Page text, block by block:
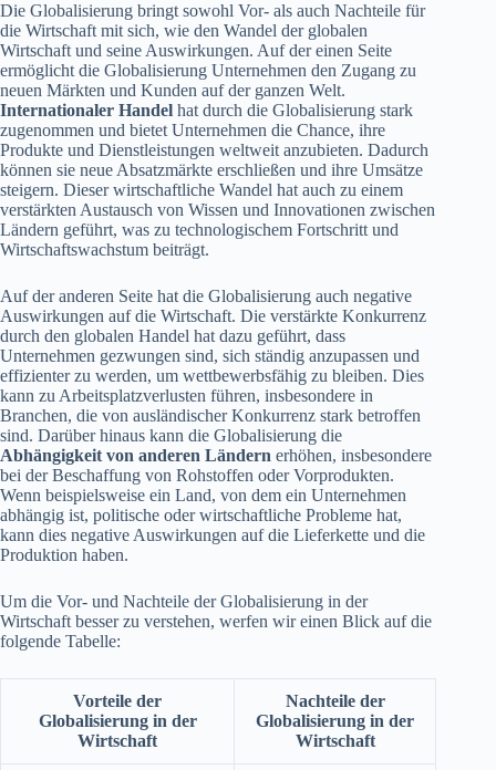
Die Globalisierung bringt sowohl Vor- als auch Nachteile für
die Wirtschaft mit sich, wie den Wandel der globalen
Wirtschaft und seine Auswirkungen. Auf der einen Seite
ermöglicht die Globalisierung Unternehmen den Zugang zu
neuen Märkten und Kunden auf der ganzen Welt.
Internationaler Handel hat durch die Globalisierung stark
zugenommen und bietet Unternehmen die Chance, ihre
Produkte und Dienstleistungen weltweit anzubieten. Dadurch
können sie neue Absatzmärkte erschließen und ihre Umsätze
steigern. Dieser wirtschaftliche Wandel hat auch zu einem
verstärkten Austausch von Wissen und Innovationen zwischen
Ländern geführt, was zu technologischem Fortschritt und
Wirtschaftswachstum beiträgt.
Auf der anderen Seite hat die Globalisierung auch negative
Auswirkungen auf die Wirtschaft. Die verstärkte Konkurrenz
durch den globalen Handel hat dazu geführt, dass
Unternehmen gezwungen sind, sich ständig anzupassen und
effizienter zu werden, um wettbewerbsfähig zu bleiben. Dies
kann zu Arbeitsplatzverlusten führen, insbesondere in
Branchen, die von ausländischer Konkurrenz stark betroffen
sind. Darüber hinaus kann die Globalisierung die
Abhängigkeit von anderen Ländern erhöhen, insbesondere
bei der Beschaffung von Rohstoffen oder Vorprodukten.
Wenn beispielsweise ein Land, von dem ein Unternehmen
abhängig ist, politische oder wirtschaftliche Probleme hat,
kann dies negative Auswirkungen auf die Lieferkette und die
Produktion haben.
Um die Vor- und Nachteile der Globalisierung in der
Wirtschaft besser zu verstehen, werfen wir einen Blick auf die
folgende Tabelle:
Vorteile der
Globalisierung in der
Wirtschaft
Nachteile der
Globalisierung in der
Wirtschaft